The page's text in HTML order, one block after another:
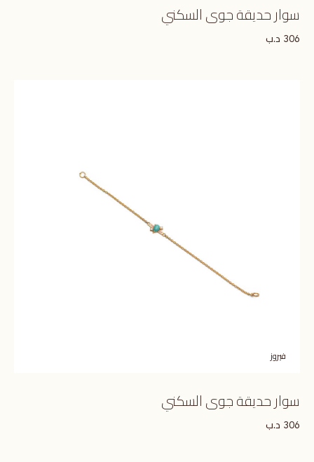
سوار حديقة جوى السكني
306 د.ب
فيروز
سوار حديقة جوى السكني
306 د.ب